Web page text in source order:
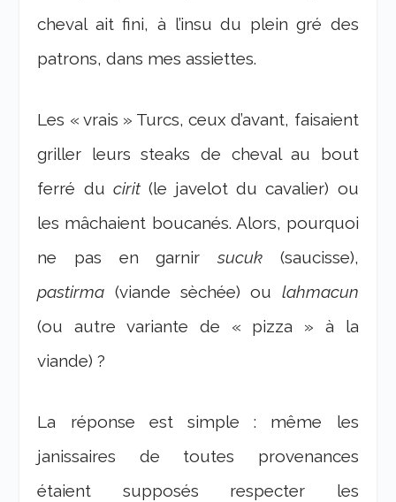
cheval ait fini, à l’insu du plein gré des
patrons, dans mes assiettes.
Les « vrais » Turcs, ceux d’avant, faisaient
griller leurs steaks de cheval au bout
ferré du cirit(le javelot du cavalier) ou
les mâchaient boucanés. Alors, pourquoi
ne pas en garnirsucuk(saucisse),
pastirma (viande sèchée) ou lahmacun
(ou autre variante de « pizza » à la
viande) ?
La réponse est simple : même les
janissaires de toutes provenances
étaient supposés respecter les